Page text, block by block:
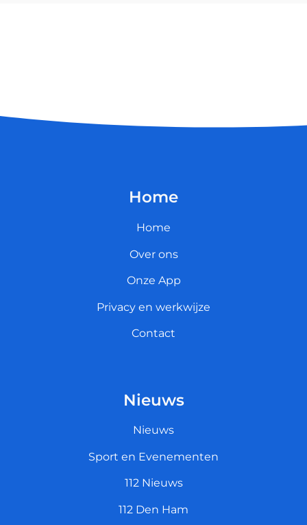
Home
Home
Over ons
Onze App
Privacy en werkwijze
Contact
Nieuws
Nieuws
Sport en Evenementen
112 Nieuws
112 Den Ham